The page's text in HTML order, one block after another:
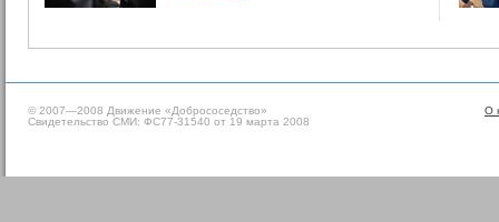
О
© 2007—2008 Движение «Добрососедство»
Свидетельство СМИ: ФС77-31540 от 19 марта 2008